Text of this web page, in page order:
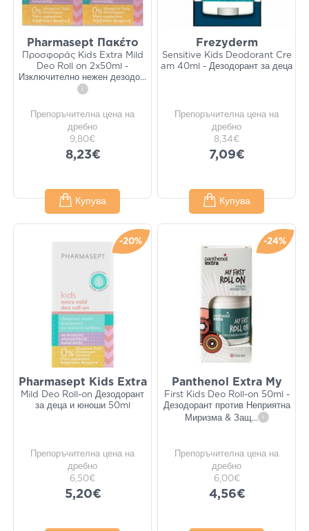
Pharmasept Πακέτο
Προσφοράς Kids Extra Mild
Deo Roll on 2x50ml -
Изключително нежен дезодо...
i
Препоръчителна цена на
дребно
9,80€
8,23€
Купува
Frezyderm
Sensitive Kids Deodorant Cre
am 40ml - Дезодорант за деца
Препоръчителна цена на
дребно
8,34€
7,09€
Купува
-20%
Pharmasept Kids Extra
Mild Deo Roll-on Дезодорант
за деца и юноши 50ml
Препоръчителна цена на
дребно
6,50€
5,20€
-24%
Panthenol Extra My
First Kids Deo Roll-on 50ml -
Дезодорант против Неприятна
Миризма & Защ... i
Препоръчителна цена на
дребно
6,00€
4,56€